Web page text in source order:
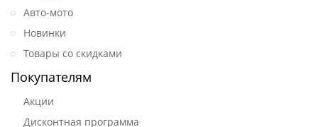
Авто-мото
Новинки
Товары со скидками
Покупателям
Акции
Дисконтная программа